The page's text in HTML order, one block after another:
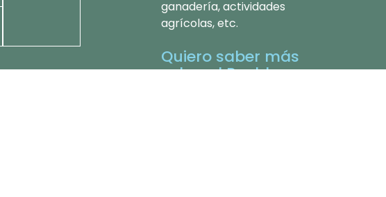
ganadería, actividades
agrícolas, etc.
Quiero saber más
sobre el Pueblo